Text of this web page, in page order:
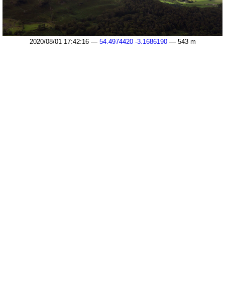
2020/08/01 17:42:16 — 54.4974420 -3.1686190— 543 m